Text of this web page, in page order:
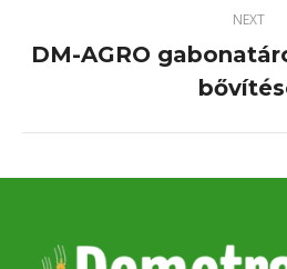
NEXT
Next
DM-AGRO